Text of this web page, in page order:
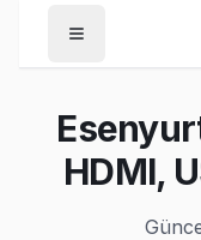
/Esenyurt
/ Tefal
Son Güncelleme:
HDMI,